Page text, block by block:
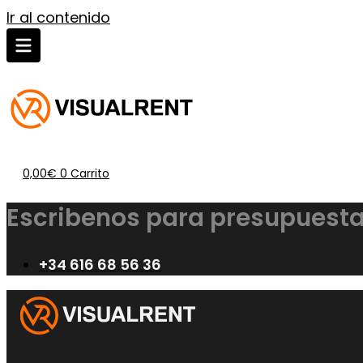
Ir al contenido
0,00€ 0 Carrito
Escribenos para
+34 616 68 56 36